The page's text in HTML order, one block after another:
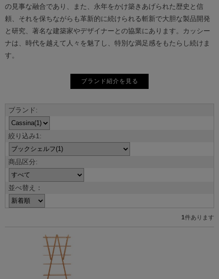
の見事な融合であり、また、永年をかけ築きあげられた歴史と信
頼、それを保ちながらも革新的に続けられる斬新で大胆な製品開発
と研究、著名な建築家やデザイナーとの協業にあります。カッシー
ナは、時代を越えて人々を魅了し、特別な満足感をもたらし続けま
す。
ブランド紹介を見る
並べ替え：
1件あります